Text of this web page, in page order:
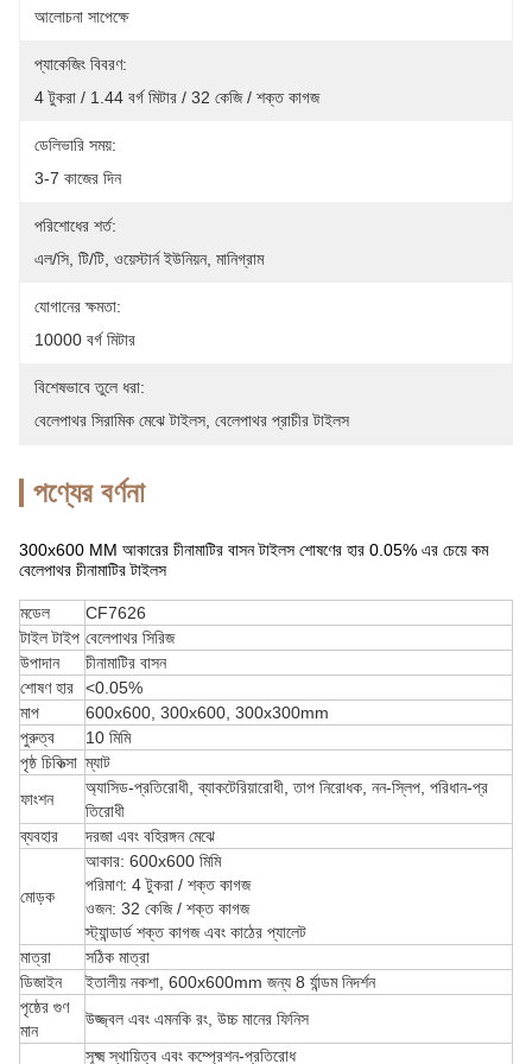
আলোচনা সাপেক্ষে
প্যাকেজিং বিবরণ:
4 টুকরা / 1.44 বর্গ মিটার / 32 কেজি / শক্ত কাগজ
ডেলিভারি সময়:
3-7 কাজের দিন
পরিশোধের শর্ত:
এল/সি, টি/টি, ওয়েস্টার্ন ইউনিয়ন, মানিগ্রাম
যোগানের ক্ষমতা:
10000 বর্গ মিটার
বিশেষভাবে তুলে ধরা:
বেলেপাথর সিরামিক মেঝে টাইলস বেলেপাথর প্রাচীর টাইলস
পণ্যের বর্ণনা
300x600 MM আকারের চীনামাটির বাসন টাইলস শোষণের হার 0.05% এর চেয়ে কম
বেলেপাথর চীনামাটির টাইলস
মডেল
CF7626
টাইল টাইপ বেলেপাথর সিরিজ
উপাদান
চীনামাটির বাসন
শোষণ হার
<0.05%
মাপ
600x600, 300x600, 300x300mm
পুরুত্ব
10 মিমি
পৃষ্ঠ চিকিত্সা ম্যাট
ফাংশন
অ্যাসিড-প্রতিরোধী, ব্যাকটেরিয়ারোধী, তাপ নিরোধক, নন-স্লিপ, পরিধান-প্র
তিরোধী
ব্যবহার
দরজা এবং বহিরঙ্গন মেঝে
মোড়ক
আকার: 600x600 মিমি
পরিমাণ: 4 টুকরা / শক্ত কাগজ
ওজন: 32 কেজি / শক্ত কাগজ
স্ট্যান্ডার্ড শক্ত কাগজ এবং কাঠের প্যালেট
মাত্রা
সঠিক মাত্রা
ডিজাইন
ইতালীয় নকশা, 600x600mm জন্য 8 র্যান্ডম নিদর্শন
পৃষ্ঠের গুণ
মান
উজ্জ্বল এবং এমনকি রং, উচ্চ মানের ফিনিস
সূক্ষ্ম স্থায়িত্ব এবং কম্প্রেশন-প্রতিরোধ